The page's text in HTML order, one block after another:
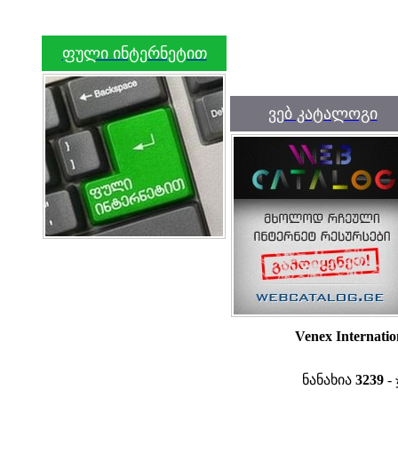
ფული ინტერნეტით
ვებ კატალოგი
Venex
ნანახია 3239 -